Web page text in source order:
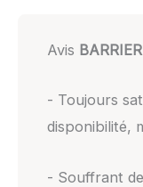
Avis
- Toujours
disponibilité,
- Souffrant